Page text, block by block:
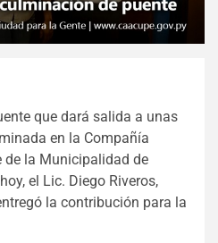
que dará salida a unas
en la Compañía
de la Municipalidad de
el Lic. Diego Riveros,
la contribución para la